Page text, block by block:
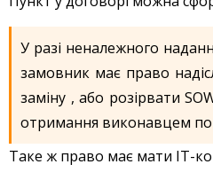
У разі неналежного
замовник має право
заміну , або розірвати
отримання виконавцем
Таке ж право має мати IT-